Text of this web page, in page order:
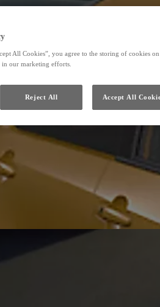
All Cookies”, you agree to the storing of cookies
in our marketing efforts.
Reject All Accept All